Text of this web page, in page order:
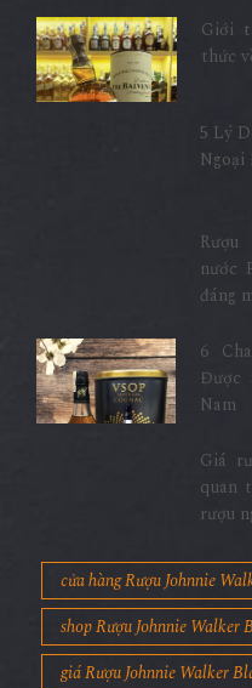
Giới
thức
5 Lý
Ngoại
nước
đáng
6
Được
Nam
Giá
quan
rượu
cửa hàng Rượu Johnnie
shop Rượu Johnnie Walker
giá Rượu Johnnie Walker